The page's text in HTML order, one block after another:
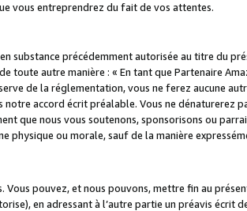
vous entreprendrez du fait de vos attentes.
substance précédemment autorisée au titre du
autre manière : « En tant que Partenaire
de la réglementation, vous ne ferez aucune
accord écrit préalable. Vous ne dénaturerez
que nous vous soutenons, sponsorisons ou
physique ou morale, sauf de la manière
pouvez, et nous pouvons, mettre fin au
en adressant à l’autre partie un préavis écrit